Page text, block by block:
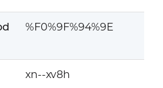
%F0%9F%94%9E
xn--xv8h